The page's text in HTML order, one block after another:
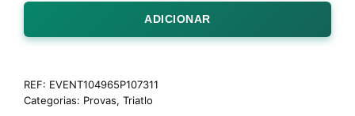
ADICIONAR
REF: EVENT104965P107311
Categorias: Provas, Triatlo